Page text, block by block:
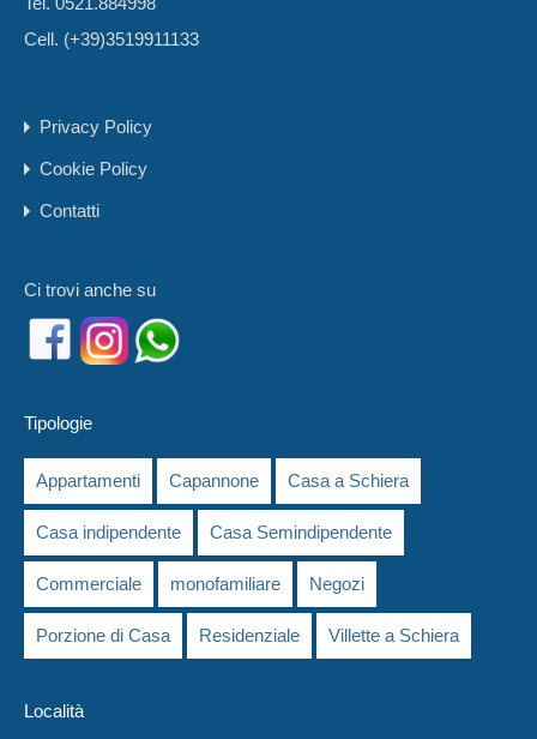
Cell. (+39)3519911133
Privacy Policy
Cookie Policy
Contatti
Ci trovi anche su
Tipologie
Appartamenti Capannone Casa a Schiera
Casa indipendente Casa Semindipendente
Commerciale monofamiliare Negozi
Porzione di Casa Residenziale Villette a Schiera
Località